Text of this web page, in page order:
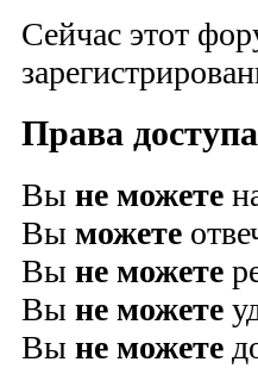
Сейчас этот
Права
Вы не можете
Вы можете
Вы не можете
Вы не можете
Вы не можете